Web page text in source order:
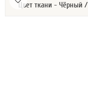
Цвет ткани - Чёрный /